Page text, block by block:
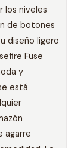
los niveles
de botones
diseño ligero
Fuse
y
está
agarre